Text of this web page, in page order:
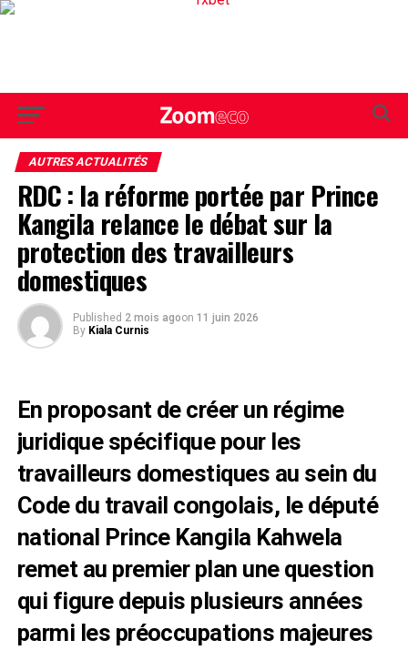
AUTRES ACTUALITÉS
RDC : la réforme portée par Prince
Kangila relance le débat sur la
protection des travailleurs
domestiques
Published 2 mois agoon 11 juin 2026
By Kiala Curnis
En proposant de créer un régime
juridique spécifique pour les
travailleurs domestiques au sein du
Code du travail congolais, le député
national Prince Kangila Kahwela
remet au premier plan une question
qui figure depuis plusieurs années
parmi les préoccupations majeures